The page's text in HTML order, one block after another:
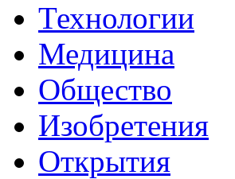
Технологии
Медицина
Общество
Изобретения
Открытия